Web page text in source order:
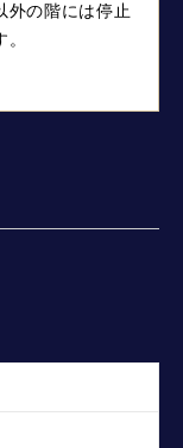
外の階には停止